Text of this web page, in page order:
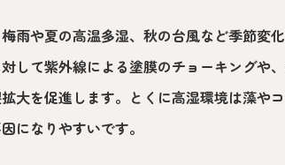
雨や夏の高温多湿、秋の台風など季節変
して紫外線による塗膜のチョーキングや
大を促進します。とくに高湿環境は藻や
になりやすいです。